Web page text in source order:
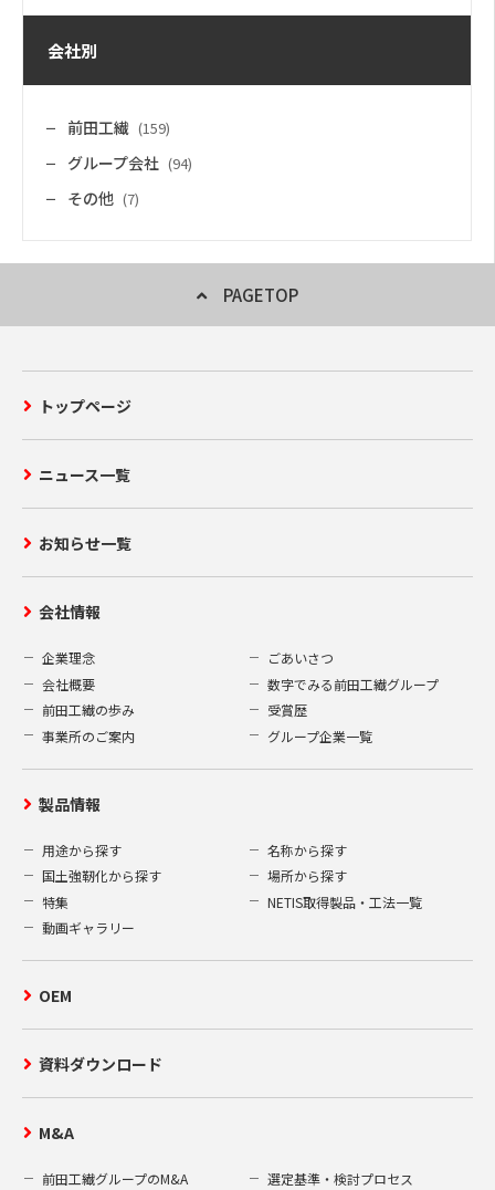
会社別
前田工繊 (159)
グループ会社 (94)
その他 (7)
PAGETOP
トップページ
ニュース一覧
お知らせ一覧
会社情報
企業理念
ごあいさつ
会社概要
数字でみる前田工繊グループ
前田工繊の歩み
受賞歴
事業所のご案内
グループ企業一覧
製品情報
用途から探す
名称から探す
国土強靭化から探す
場所から探す
特集
NETIS取得製品・工法一覧
動画ギャラリー
OEM
資料ダウンロード
M&A
前田工繊グループのM&A
選定基準・検討プロセス